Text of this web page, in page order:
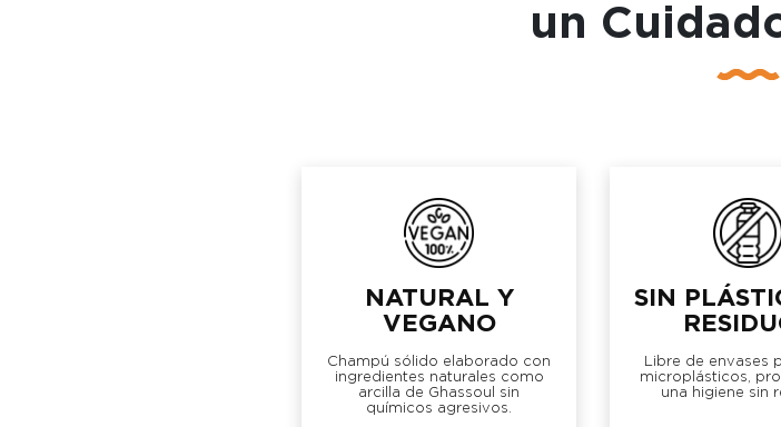
un
NATURAL Y
VEGANO
Champú sólido elaborado con
ingredientes naturales como
arcilla de Ghassoul sin
químicos agresivos.
SIN
Libre de envases
microplásticos,
una higiene sin